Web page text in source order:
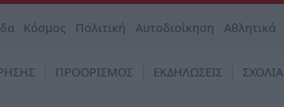
Κόσμος Πολιτική Αυτοδιοίκηση Αθλητικά
ΠΡΟΟΡΙΣΜΟΣ ΕΚΔΗΛΩΣΕΙΣ ΣΧΟΛΙΑ